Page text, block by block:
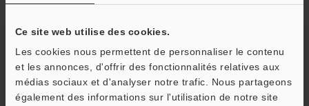
Ce site web utilise des cookies.
Les cookies nous permettent de personnaliser le contenu
et les annonces, d'offrir des fonctionnalités relatives aux
médias sociaux et d'analyser notre trafic. Nous partageons
également des informations sur l'utilisation de notre site
Souffleur antistatique compact
Série SJ-LF